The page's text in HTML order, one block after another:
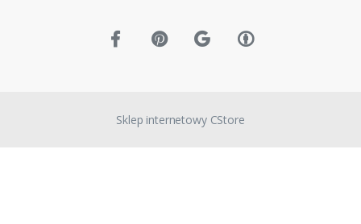
Sklep internetowy CStore